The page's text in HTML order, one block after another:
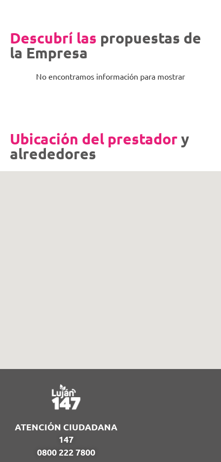
Descubrí las propuestas de
la Empresa
No encontramos información para mostrar
Ubicación del prestadory
alrededores
ATENCIÓN CIUDADANA
147
0800 222 7800